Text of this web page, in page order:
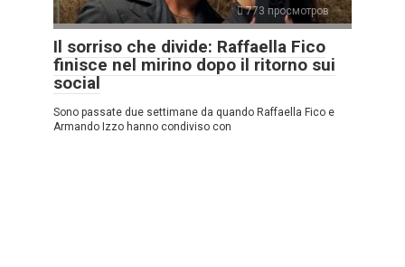
773 просмотров
Il sorriso che divide: Raffaella Fico
finisce nel mirino dopo il ritorno sui
social
Sono passate due settimane da quando Raffaella Fico e
Armando Izzo hanno condiviso con